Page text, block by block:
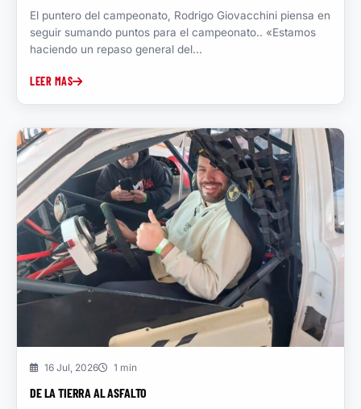
El puntero del campeonato, Rodrigo Giovacchini piensa en
seguir sumando puntos para el campeonato.. «Estamos
haciendo un repaso general del...
LEER MAS
16 Jul, 2026 1 min
DE LA TIERRA AL ASFALTO